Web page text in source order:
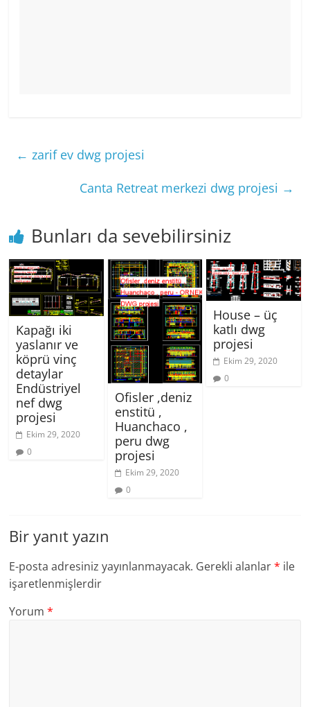
← zarif ev dwg projesi
Canta Retreat merkezi dwg projesi →
Bunları da sevebilirsiniz
Kapağı iki
yaslanır ve
köprü vinç
detaylar
Endüstriyel
nef dwg
projesi
Ekim 29, 2020
0
Ofisler ,deniz
enstitü ,
Huanchaco ,
peru dwg
projesi
Ekim 29, 2020
0
House – üç
katlı dwg
projesi
Ekim 29, 2020
0
Bir yanıt yazın
E-posta adresiniz yayınlanmayacak. Gerekli alanlar* ile
işaretlenmişlerdir
Yorum*